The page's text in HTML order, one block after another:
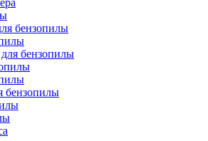
бензопилы
бензопилы
бензопилы